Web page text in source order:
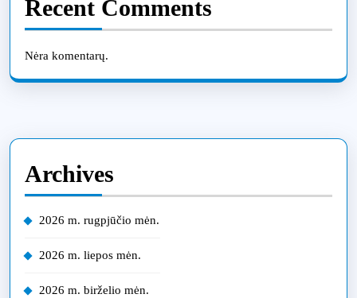
Recent Comments
Nėra komentarų.
Archives
2026 m. rugpjūčio mėn.
2026 m. liepos mėn.
2026 m. birželio mėn.